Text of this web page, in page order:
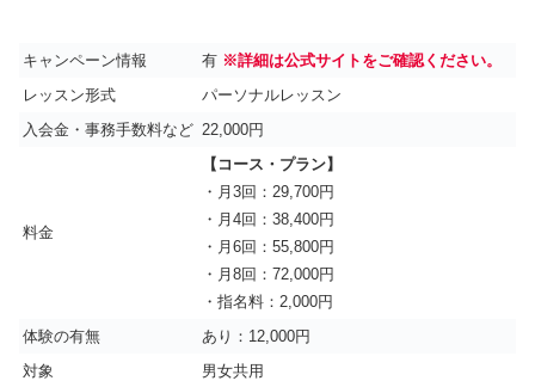
キャンペーン情報 有 ※詳細は公式サイトをご確認ください。
レッスン形式
パーソナルレッスン
入会金・事務手数料など 22,000円
料金
【コース・プラン】
・月3回：29,700円
・月4回：38,400円
・月6回：55,800円
・月8回：72,000円
・指名料：2,000円
体験の有無
あり：12,000円
対象
男女共用